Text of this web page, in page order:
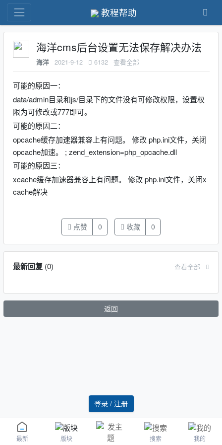
最新 版块 搜索 我的
登录 / 注册
教程帮助
海洋cms后台设置无法保存解决办法
海洋 2021-9-12 6132 查看全部
可能的原因一：
data/admin目录和js/目录下的文件没有可修改权限，设置权
限为可修改或777即可。
可能的原因二：
opcache缓存加速器兼容上有问题。 修改 php.ini文件，关闭
opcache加速。 ; zend_extension=php_opcache.dll
可能的原因三：
xcache缓存加速器兼容上有问题。 修改 php.ini文件，关闭x
cache解决
点赞 0 收藏 0
最新回复(0) 查看全部
返回